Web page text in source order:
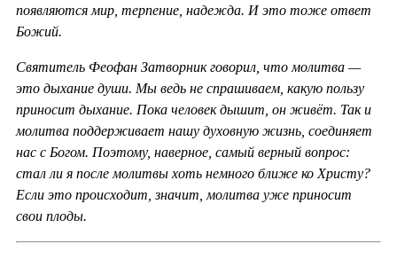
появляются мир, терпение, надежда. И это тоже ответ
Божий.
Святитель Феофан Затворник говорил, что молитва —
это дыхание души. Мы ведь не спрашиваем, какую пользу
приносит дыхание. Пока человек дышит, он живёт. Так и
молитва поддерживает нашу духовную жизнь, соединяет
нас с Богом. Поэтому, наверное, самый верный вопрос:
стал ли я после молитвы хоть немного ближе ко Христу?
Если это происходит, значит, молитва уже приносит
свои плоды.